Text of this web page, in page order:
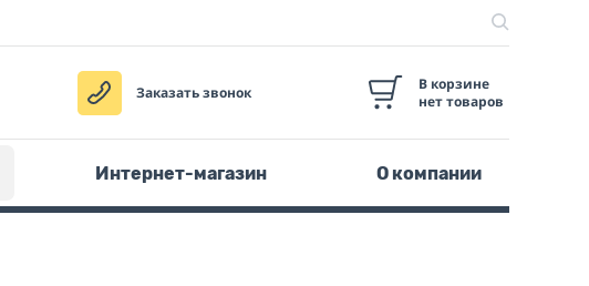
Заказать звонок
В корзине
нет товаров
Интернет-магазин О компании